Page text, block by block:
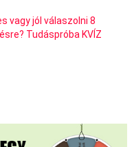
vagy jól válaszolni 8
Tudáspróba KVÍZ